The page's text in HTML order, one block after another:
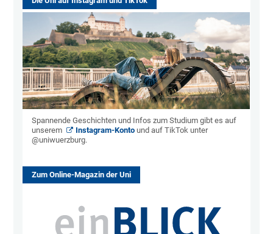
Spannende Geschichten und Infos zum Studium gibt es auf
unserem
Instagram-Konto und auf TikTok unter
@uniwuerzburg.
Zum Online-Magazin der Uni